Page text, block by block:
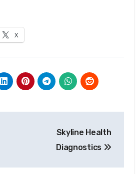
X
Skyline Health
Diagnostics